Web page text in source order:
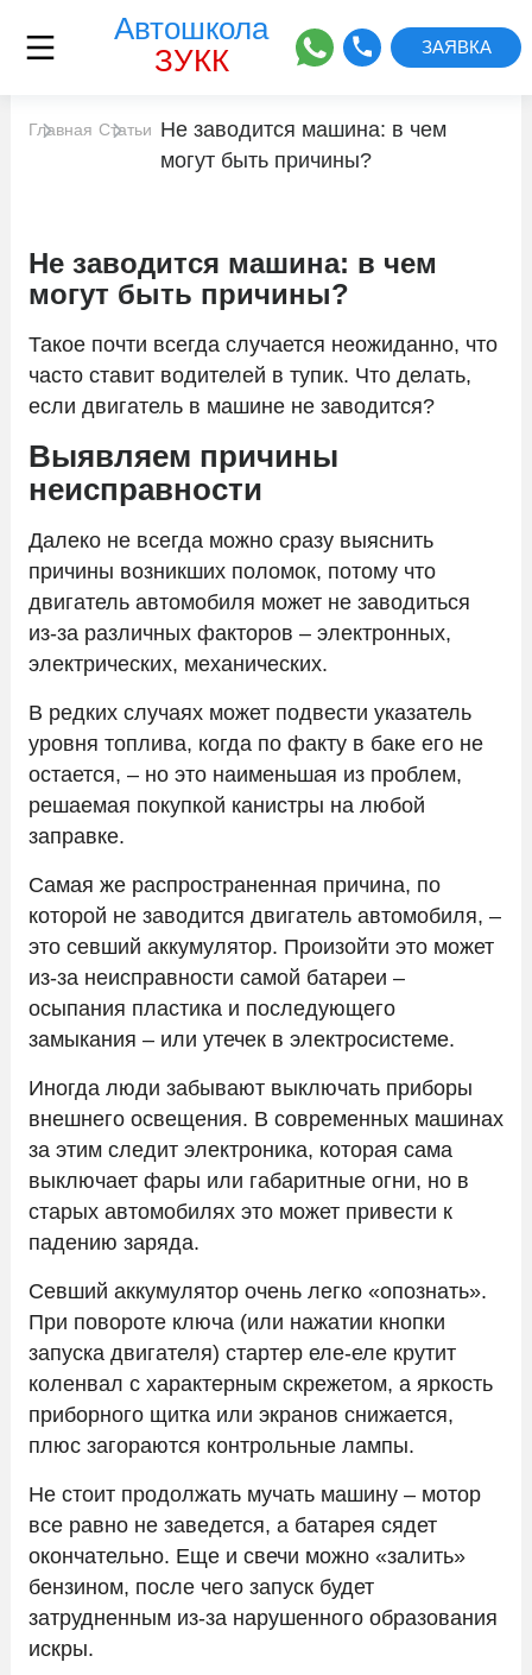
Автошкола
ЗУКК
ЗАЯВКА
Адреса классов
Автоинструкторы
Сведения об образовательной
организации
Отзывы
Контакты
Главная Статьи Не заводится машина: в чем
могут быть причины?
Не заводится машина: в чем
могут быть причины?
Такое почти всегда случается неожиданно, что
часто ставит водителей в тупик. Что делать,
если двигатель в машине не заводится?
Выявляем причины
неисправности
Далеко не всегда можно сразу выяснить
причины возникших поломок, потому что
двигатель автомобиля может не заводиться
из-за различных факторов – электронных,
электрических, механических.
В редких случаях может подвести указатель
уровня топлива, когда по факту в баке его не
остается, – но это наименьшая из проблем,
решаемая покупкой канистры на любой
заправке.
Самая же распространенная причина, по
которой не заводится двигатель автомобиля, –
это севший аккумулятор. Произойти это может
из-за неисправности самой батареи –
осыпания пластика и последующего
замыкания – или утечек в электросистеме.
Иногда люди забывают выключать приборы
внешнего освещения. В современных машинах
за этим следит электроника, которая сама
выключает фары или габаритные огни, но в
старых автомобилях это может привести к
падению заряда.
Севший аккумулятор очень легко «опознать».
При повороте ключа (или нажатии кнопки
запуска двигателя) стартер еле-еле крутит
коленвал с характерным скрежетом, а яркость
приборного щитка или экранов снижается,
плюс загораются контрольные лампы.
Не стоит продолжать мучать машину – мотор
все равно не заведется, а батарея сядет
окончательно. Еще и свечи можно «залить»
бензином, после чего запуск будет
затрудненным из-за нарушенного образования
искры.